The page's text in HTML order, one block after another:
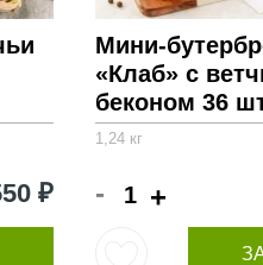
₽
Мини-
«Клаб» с
беконом 36
1,24 кг
- +